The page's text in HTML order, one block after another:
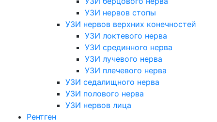
УЗИ нервов стопы
УЗИ нервов верхних конечностей
УЗИ локтевого нерва
УЗИ срединного нерва
УЗИ лучевого нерва
УЗИ плечевого нерва
УЗИ седалищного нерва
УЗИ полового нерва
УЗИ нервов лица
Рентген